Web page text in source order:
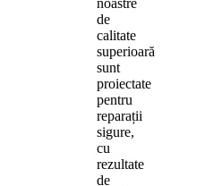
de
calitate
superioară
sunt
proiectate
pentru
reparații
sigure,
cu
rezultate
de